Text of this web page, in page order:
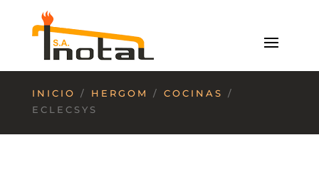
INICIO / HERGOM / COCINAS
/
ECLECSYS